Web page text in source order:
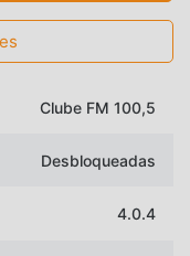
Clube FM 100,5
Desbloqueadas
4.0.4